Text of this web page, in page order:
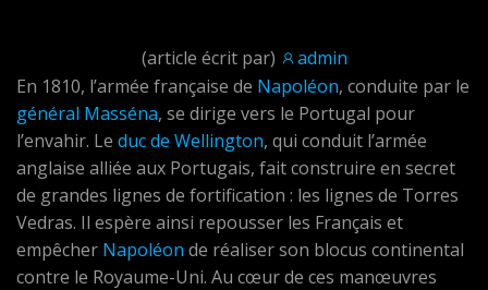
(article écrit par)
admin
En 1810, l’armée française de Napoléon, conduite par le
général Masséna, se dirige vers le Portugal pour
l’envahir. Le duc de Wellington, qui conduit l’armée
anglaise alliée aux Portugais, fait construire en secret
de grandes lignes de fortification : les lignes de Torres
Vedras. Il espère ainsi repousser les Français et
empêcher Napoléon de réaliser son blocus continental
contre le Royaume-Uni. Au cœur de ces manœuvres